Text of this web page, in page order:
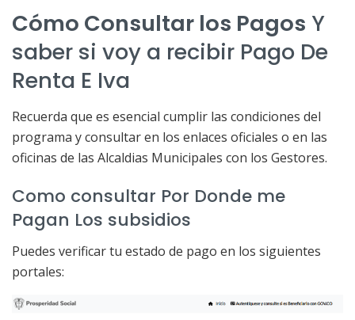
Cómo Consultar los Pagos Y
saber si voy a recibir Pago De
Renta E Iva
Recuerda que es esencial cumplir las condiciones del
programa y consultar en los enlaces oficiales o en las
oficinas de las Alcaldias Municipales con los Gestores.
Como consultar Por Donde me
Pagan Los subsidios
Puedes verificar tu estado de pago en los siguientes
portales: